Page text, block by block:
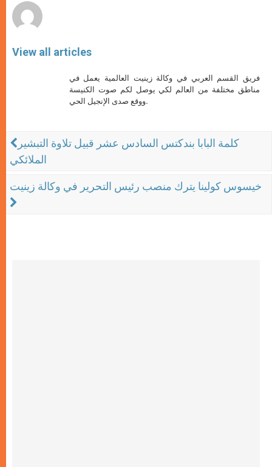
View all articles
فريق القسم العربي في وكالة زينيت العالمية يعمل في
مناطق مختلفة من العالم لكي يوصل لكم صوت الكنيسة
ووقع صدى الإنجيل الحي.
كلمة البابا بندكتس السادس عشر قبيل تلاوة التبشير
الملائكي
خيسوس كولينا يترك منصب رئيس التحرير في وكالة زينيت